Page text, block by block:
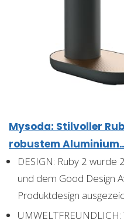
Mysoda: Stilvoller
robustem
DESIGN: Ruby 2
und dem Good Design
Produktdesign